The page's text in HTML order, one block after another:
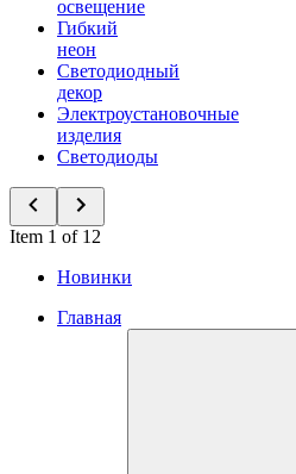
освещение
Гибкий
неон
Светодиодный
декор
Электроустановочные
изделия
Светодиоды
Item 1 of 12
Новинки
Главная